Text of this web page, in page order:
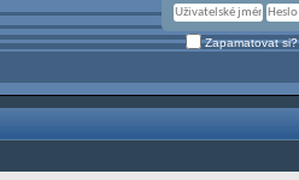
Zapamatovat si?